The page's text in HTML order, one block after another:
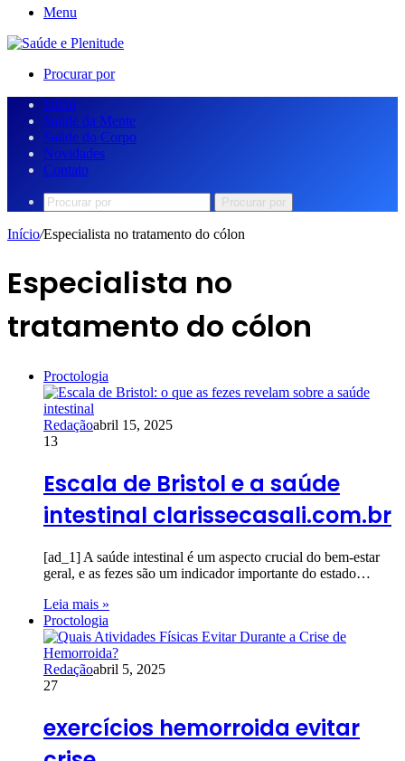
Menu
Procurar por
Início
Saúde da Mente
Saúde do Corpo
Novidades
Contato
Procurar por
Início/Especialista no tratamento do cólon
Especialista no
tratamento do cólon
Proctologia
Redaçãoabril 15, 2025
13
Escala de Bristol e a saúde
intestinal clarissecasali.com.br
[ad_1] A saúde intestinal é um aspecto crucial do bem-estar
geral, e as fezes são um indicador importante do estado…
Leia mais »
Proctologia
Redaçãoabril 5, 2025
27
exercícios hemorroida evitar